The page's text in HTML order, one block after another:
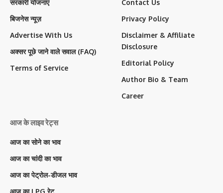
सरकारी योजनाएं
बिजनेस न्यूज़
Advertise With Us
अक्सर पूछे जाने वाले सवाल (FAQ)
Terms of Service
Contact Us
Privacy Policy
Disclaimer & Affiliate
Disclosure
Editorial Policy
Author Bio & Team
Career
आज के लाइव रेट्स
आज का सोने का भाव
आज का चांदी का भाव
आज का पेट्रोल-डीजल भाव
आज का LPG रेट